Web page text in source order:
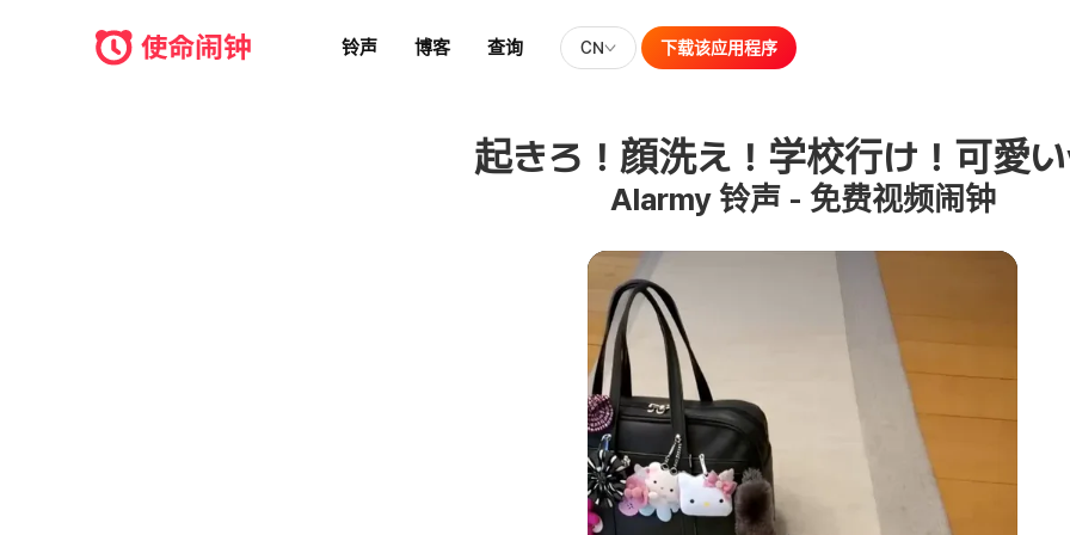
铃声 博客 查询 CN 下载该应用程序
起きろ！顔洗え！学校行け！可愛
Alarmy 铃声 - 免费视频闹钟